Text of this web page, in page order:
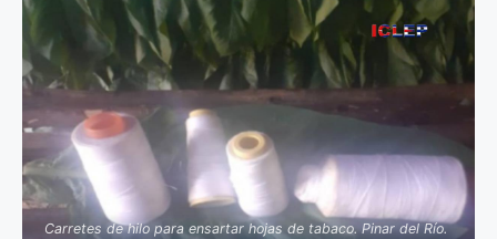
Carretes de hilo para ensartar hojas de tabaco. Pinar del Río.